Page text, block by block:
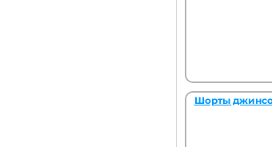
Шорты